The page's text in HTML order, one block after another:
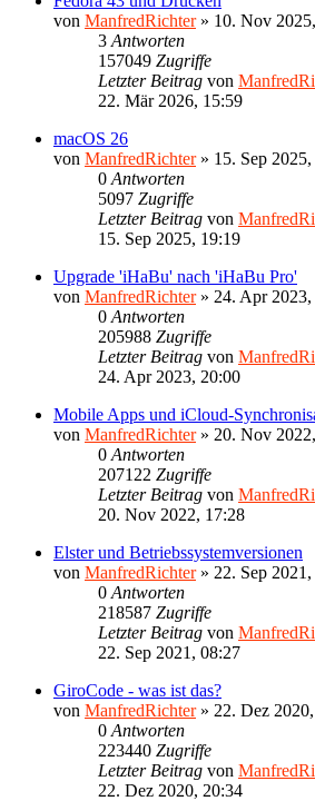
von ManfredRichter» 10. Nov
3 Antworten
157049 Zugriffe
Letzter Beitrag von
22. Mär 2026, 15:59
macOS 26
von ManfredRichter» 15. Sep
0 Antworten
5097 Zugriffe
Letzter Beitrag von
15. Sep 2025, 19:19
Upgrade 'iHaBu' nach 'iHaBu Pro'
von ManfredRichter» 24. Apr
0 Antworten
205988 Zugriffe
Letzter Beitrag von
24. Apr 2023, 20:00
Mobile Apps und iCloud-
von ManfredRichter» 20. Nov
0 Antworten
207122 Zugriffe
Letzter Beitrag von
20. Nov 2022, 17:28
Elster und Betriebssystemversionen
von ManfredRichter» 22. Sep
0 Antworten
218587 Zugriffe
Letzter Beitrag von
22. Sep 2021, 08:27
GiroCode - was ist das?
von ManfredRichter» 22. Dez
0 Antworten
223440 Zugriffe
Letzter Beitrag von
22. Dez 2020, 20:34